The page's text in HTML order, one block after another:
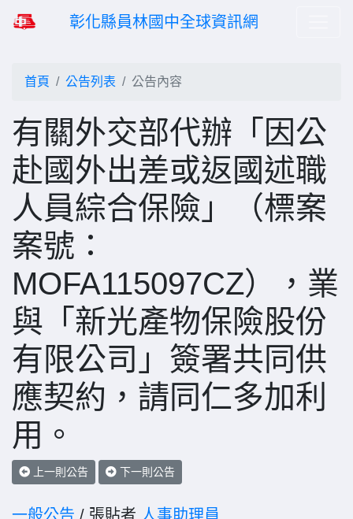
彰化縣員林國中全球資訊網
首頁 公告列表 公告內容
有關外交部代辦「因公
赴國外出差或返國述職
人員綜合保險」（標案
案號：
MOFA115097CZ），業
與「新光產物保險股份
有限公司」簽署共同供
應契約，請同仁多加利
用。
上一則公告 下一則公告
一般公告 / 張貼者 人事助理員